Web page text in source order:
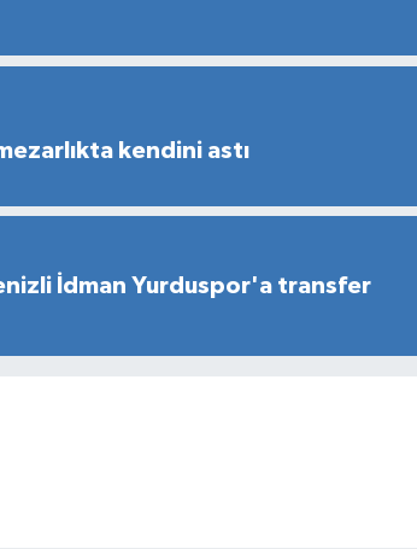
kendini astı
İdman Yurduspor'a transfer